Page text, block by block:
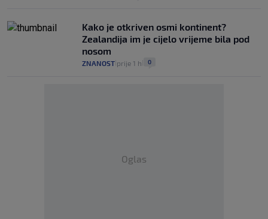
Kako je otkriven osmi kontinent?
Zealandija im je cijelo vrijeme bila pod
nosom
ZNANOST prije 1 h 0
Oglas